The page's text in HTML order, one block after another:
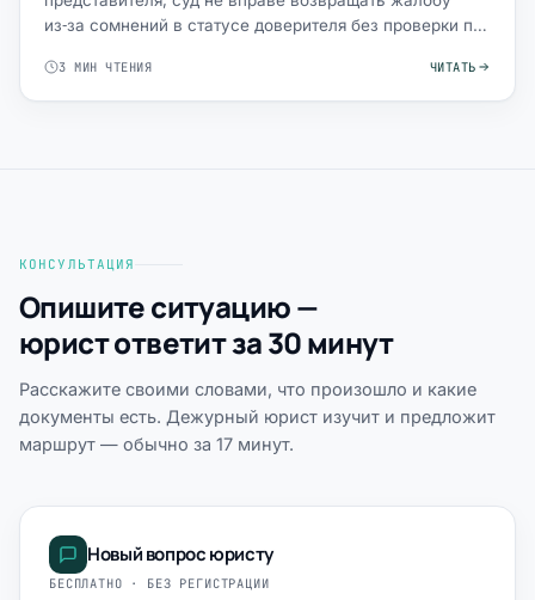
из‑за сомнений в статусе доверителя без проверки по
3 МИН ЧТЕНИЯ ЧИТАТЬ
КОНСУЛЬТАЦИЯ
Опишите ситуацию —
юрист ответит за 30 минут
Расскажите своими словами, что произошло и какие
документы есть. Дежурный юрист изучит и предложит
маршрут — обычно за 17 минут.
Новый вопрос юристу
БЕСПЛАТНО · БЕЗ РЕГИСТРАЦИИ